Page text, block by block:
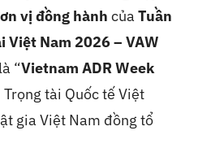
vị đồng hành của Tuần
Việt Nam 2026 – VAW
“Vietnam ADR Week
tài Quốc tế Việt
gia Việt Nam đồng tổ